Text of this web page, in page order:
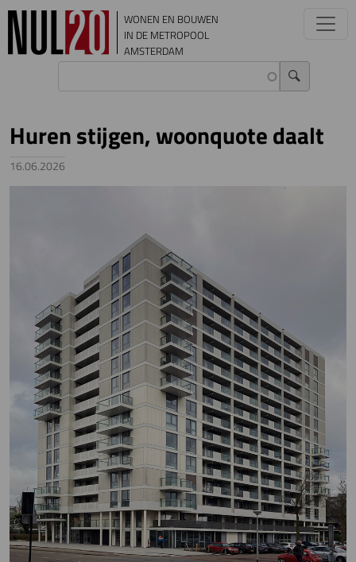
Overslaan en naar de inhoud gaan
WONEN EN BOUWEN
IN DE METROPOOL
AMSTERDAM
Huren stijgen, woonquote daalt
16.06.2026